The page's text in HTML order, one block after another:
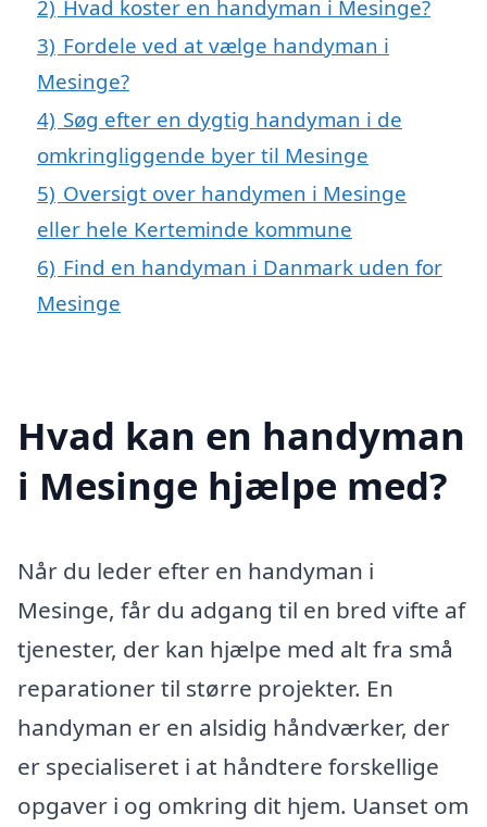
2) Hvad koster en handyman i Mesinge?
3) Fordele ved at vælge handyman i
Mesinge?
4) Søg efter en dygtig handyman i de
omkringliggende byer til Mesinge
5) Oversigt over handymen i Mesinge
eller hele Kerteminde kommune
6) Find en handyman i Danmark uden for
Mesinge
Hvad kan en handyman
i Mesinge hjælpe med?
Når du leder efter en handyman i
Mesinge, får du adgang til en bred vifte af
tjenester, der kan hjælpe med alt fra små
reparationer til større projekter. En
handyman er en alsidig håndværker, der
er specialiseret i at håndtere forskellige
opgaver i og omkring dit hjem. Uanset om